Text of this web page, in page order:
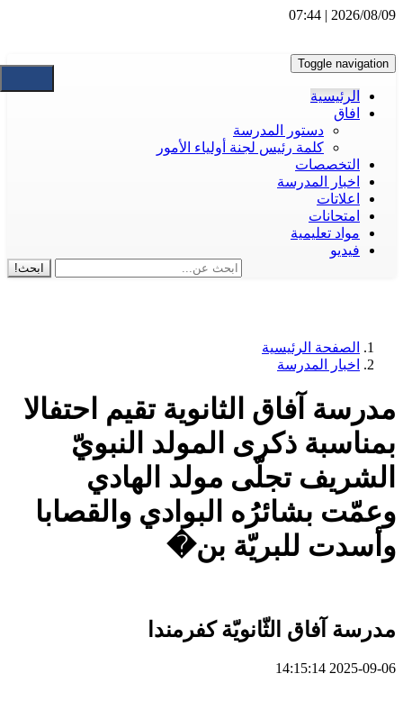
2026/08/09 | 07:44
Toggle navigation
الرئيسية
افاق
دستور المدرسة
كلمة رئيس لجنة أولياء الأمور
التخصصات
اخبار المدرسة
اعلاتات
امتحانات
مواد تعليمية
فيديو
ابحث!
الصفحة الرئيسية
اخبار المدرسة
مدرسة آفاق الثانوية تقيم احتفالا
بمناسبة ذكرى المولد النبويّ
الشريف تجلّى مولد الهادي
وعمّت بشائرُه البوادي والقصابا
وأسدت للبريّة بن�
مدرسة آفاق الثّانويّة كفرمندا
2025-09-06 14:15:14